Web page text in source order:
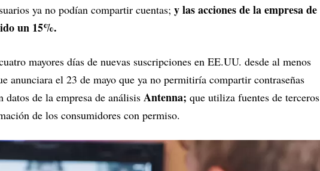
ya no podían compartir cuentas; y las acciones de la empresa de
un 15%.
mayores días de nuevas suscripciones en EE.UU. desde al menos
anunciara el 23 de mayo que ya no permitiría compartir contraseñas
datos de la empresa de análisis Antenna; que utiliza fuentes de terceros
de los consumidores con permiso.